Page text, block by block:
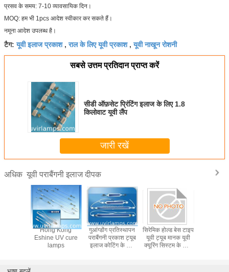
प्रसव के समय: 7-10 व्यावसायिक दिन।
MOQ: हम भी 1pcs आदेश स्वीकार कर सकते हैं।
नमूना आदेश उपलब्ध है।
टैग:यूवी इलाज प्रकाश,राल के लिए यूवी प्रकाश,यूवी नाखून रोशनी
सबसे उत्तम प्रतिदान प्राप्त करें
सीडी ऑफ़सेट प्रिंटिंग इलाज के लिए 1.8
किलोवाट यूवी लैंप
जारी रखें
अधिक यूवी पराबैंगनी इलाज दीपक
Hong Kong
Eshine UV cure
lamps
गुआंग्डोंग प्रतिस्थापन
पराबैंगनी प्रकाश ट्यूब
इलाज कोटिंग के लिए
सिरेमिक होल्ड बेस टाइप
यूवी ट्यूब मानक यूवी
क्यूरिंग सिस्टम के साथ